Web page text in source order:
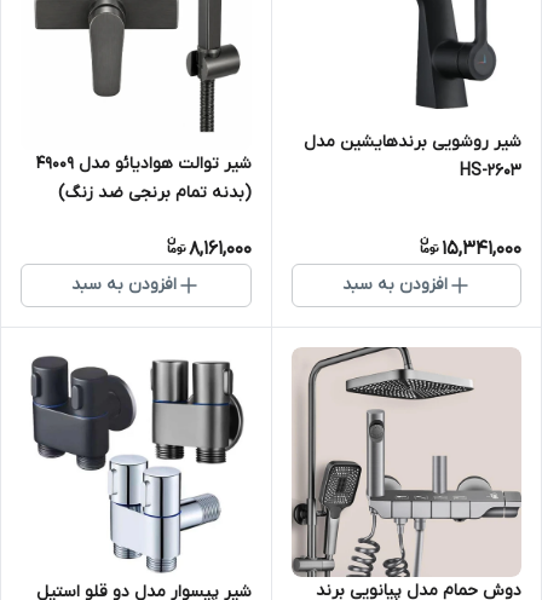
شیر روشویی برندهایشین مدل
HS-2603
15,341,000
افزودن به سبد
شیر توالت هوادیائو مدل 49009
(بدنه تمام برنجی ضد زنگ)
8,161,000
افزودن به سبد
دوش حمام مدل پیانویی برند شیر پیسوار مدل دو قلو استیل